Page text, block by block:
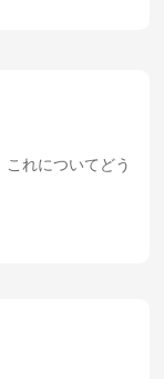
れについてどう